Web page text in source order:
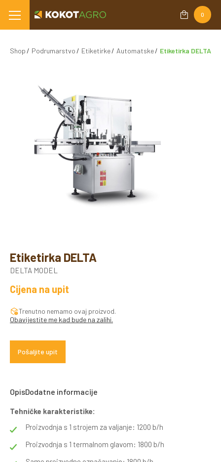
0
Shop Podrumarstvo Etiketirke Automatske Etiketirka DELTA
Etiketirka DELTA
DELTA MODEL
Cijena na upit
Trenutno nemamo ovaj proizvod.
Obavijestite me kad bude na zalihi.
Pošaljite upit
OpisDodatne informacije
Tehničke karakteristike:
Proizvodnja s 1 strojem za valjanje: 1200 b/h
Proizvodnja s 1 termalnom glavom: 1800 b/h